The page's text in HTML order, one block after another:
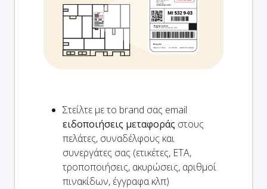
Στείλτε με το brand σας email
ειδοποιήσεις μεταφοράς στους
πελάτες, συναδέλφους και
συνεργάτες σας (ετικέτες, ETA,
τροποποιήσεις, ακυρώσεις, αριθμοί
πινακίδων, έγγραφα κλπ)